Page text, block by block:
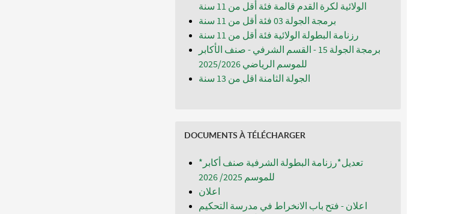
الولائية لكرة القدم قالمة فئة أقل من 11 سنة
برمجة الجولة 03 فئة أقل من 11 سنة
رزنامة البطولة الولائية فئة أقل من 11 سنة
برمجة الجولة 15 - القسم الشرفي - صنف الأكابر
للموسم الرياضي 2025/2026
الجولة الثامنة اقل من 13 سنة
DOCUMENTS À TÉLÉCHARGER
*تعديل*رزنامة البطولة الشرفية صنف أكابر
للموسم 2025/ 2026
اعلان
اعلان - فتح باب الانخراط في مدرسة التحكيم